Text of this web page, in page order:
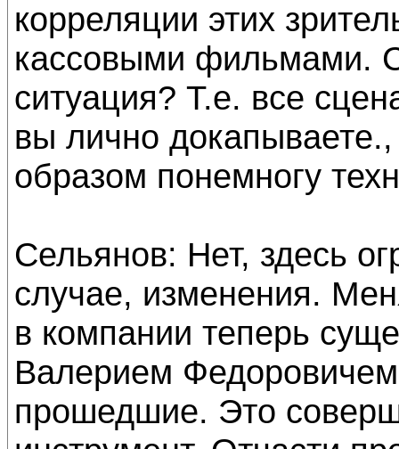
корреляции этих
кассовыми фильмами.
ситуация? Т.е. все
вы лично
образом понемногу
Сельянов: Нет, здесь
случае, изменения.
в компании теперь
Валерием
прошедшие. Это